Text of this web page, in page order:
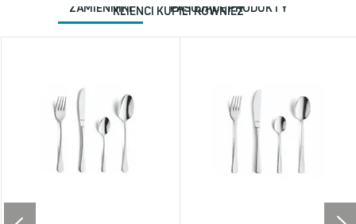
ZAMIENNIKI PASUJĄCE PRODUKTY
KLIENCI KUPILI RÓWNIEŻ